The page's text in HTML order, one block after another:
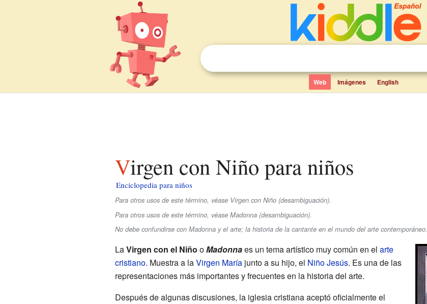
Web Imágenes English
Virgen con Niño para niños
Enciclopedia para niños
Para otros usos de este término, véase Virgen con Niño (desambiguación).
Para otros usos de este término, véase Madonna (desambiguación).
No debe confundirse con Madonna y el arte; la historia de la cantante en el mundo del arte contemporáneo.
LaVirgen con el Niño oMadonnaes un tema artístico muy común en el arte
cristiano. Muestra a laVirgen Maríajunto a su hijo, el Niño Jesús. Es una de las
representaciones más importantes y frecuentes en la historia del arte.
Después de algunas discusiones, la iglesia cristiana aceptó oficialmente el